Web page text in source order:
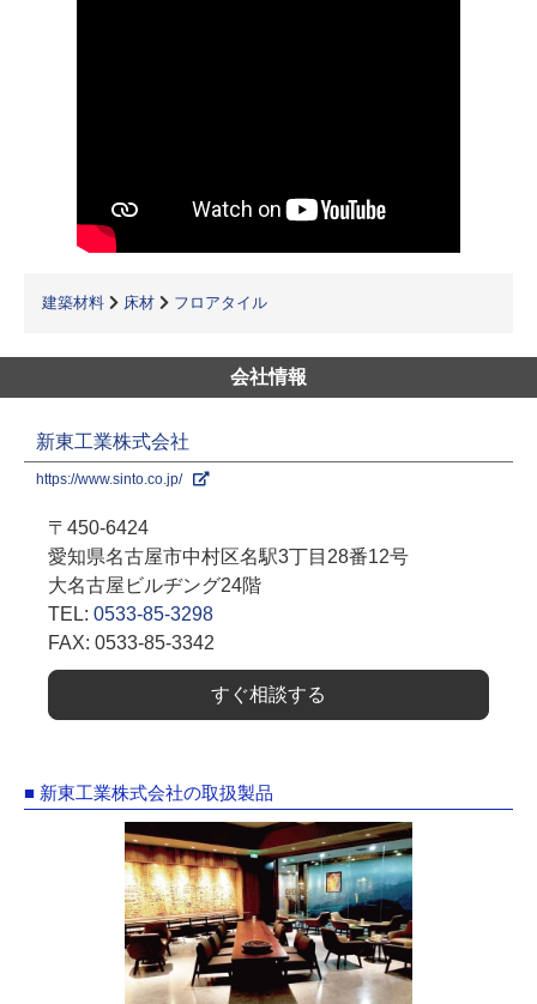
建築材料 床材 フロアタイル
会社情報
新東工業株式会社
https://www.sinto.co.jp/
〒450-6424
愛知県名古屋市中村区名駅3丁目28番12号
大名古屋ビルヂング24階
TEL: 0533-85-3298
FAX: 0533-85-3342
すぐ相談する
■ 新東工業株式会社の取扱製品